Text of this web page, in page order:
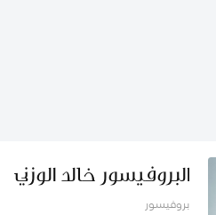
البروفيسور خالد الوزني
بروفيسور